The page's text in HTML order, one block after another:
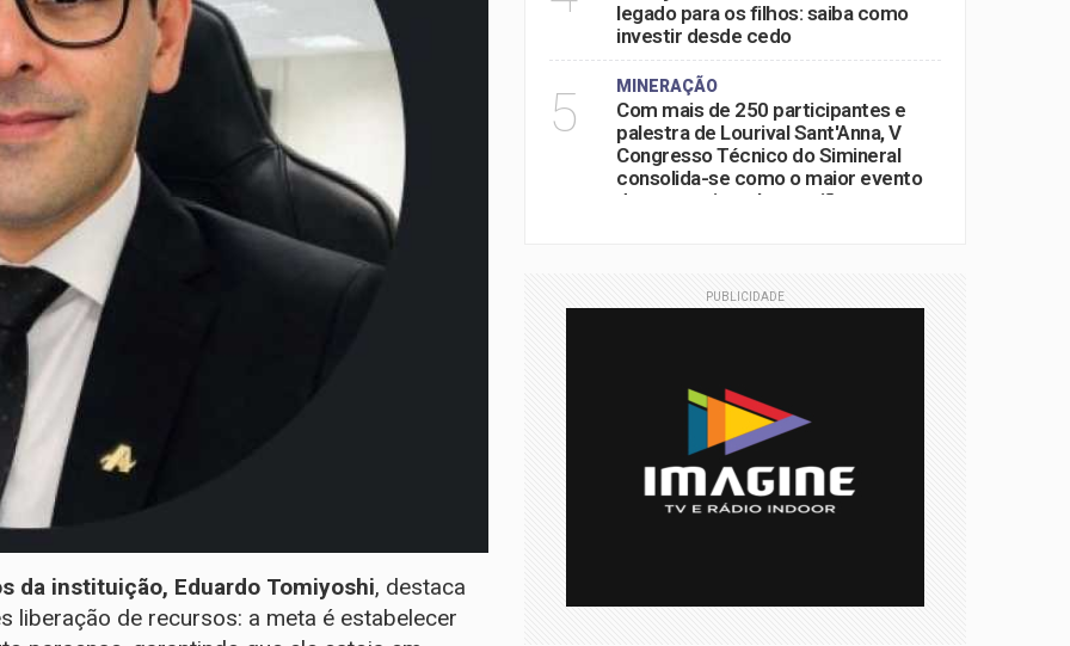
da instituição, Eduardo Tomiyoshi, destaca
liberação de recursos: a meta é estabelecer
legado para os filhos: saiba como
investir desde cedo
5 MINERAÇÃO
Com mais de 250 participantes e
palestra de Lourival Sant'Anna, V
Congresso Técnico do Simineral
consolida-se como o maior evento
do setor mineral na região
PUBLICIDADE